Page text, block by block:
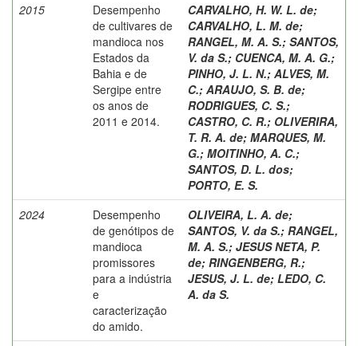
2015
Desempenho
de cultivares de
mandioca nos
Estados da
Bahia e de
Sergipe entre
os anos de
2011 e 2014.
CARVALHO, H. W. L. de;
CARVALHO, L. M. de;
RANGEL, M. A. S.; SANTOS,
V. da S.; CUENCA, M. A. G.;
PINHO, J. L. N.; ALVES, M.
C.; ARAUJO, S. B. de;
RODRIGUES, C. S.;
CASTRO, C. R.; OLIVERIRA,
T. R. A. de; MARQUES, M.
G.; MOITINHO, A. C.;
SANTOS, D. L. dos;
PORTO, E. S.
2024
Desempenho
de genótipos de
mandioca
promissores
para a indústria
e
caracterização
do amido.
OLIVEIRA, L. A. de;
SANTOS, V. da S.; RANGEL,
M. A. S.; JESUS NETA, P.
de; RINGENBERG, R.;
JESUS, J. L. de; LEDO, C.
A. da S.